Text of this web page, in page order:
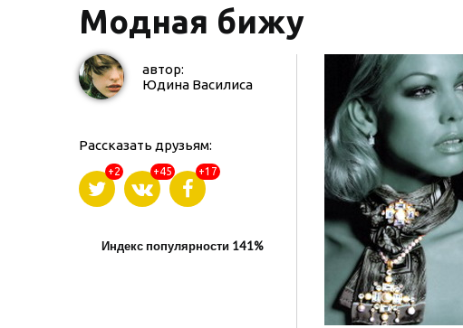
Модная бижу
автор:
Юдина Василиса
Рассказать друзьям:
+2 +45 +17
Индекс популярности 141%